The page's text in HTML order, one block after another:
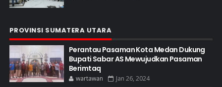
PROVINSI SUMATERA UTARA
Perantau Pasaman Kota Medan Dukung
Bupati Sabar AS Mewujudkan Pasaman
Berimtaq
wartawan Jan 26, 2024